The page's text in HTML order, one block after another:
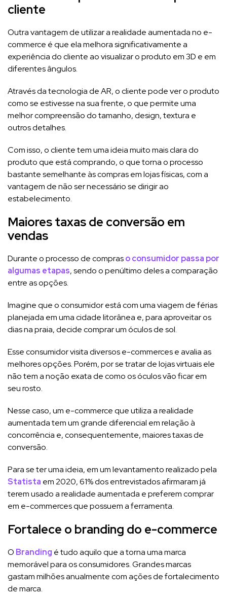
cliente
Outra vantagem de utilizar a realidade aumentada no e-
commerce é que ela melhora significativamente a
experiência do cliente ao visualizar o produto em 3D e em
diferentes ângulos.
Através da tecnologia de AR, o cliente pode ver o produto
como se estivesse na sua frente, o que permite uma
melhor compreensão do tamanho, design, textura e
outros detalhes.
Com isso, o cliente tem uma ideia muito mais clara do
produto que está comprando, o que torna o processo
bastante semelhante às compras em lojas físicas, com a
vantagem de não ser necessário se dirigir ao
estabelecimento.
Maiores taxas de conversão em
vendas
Durante o processo de compraso consumidor passa por
algumas etapas, sendo o penúltimo deles a comparação
entre as opções.
Imagine que o consumidor está com uma viagem de férias
planejada em uma cidade litorânea e, para aproveitar os
dias na praia, decide comprar um óculos de sol.
Esse consumidor visita diversos e-commerces e avalia as
melhores opções. Porém, por se tratar de lojas virtuais ele
não tem a noção exata de como os óculos vão ficar em
seu rosto.
Nesse caso, um e-commerce que utiliza a realidade
aumentada tem um grande diferencial em relação à
concorrência e, consequentemente, maiores taxas de
conversão.
Para se ter uma ideia, em um levantamento realizado pela
Statista em 2020, 61% dos entrevistados afirmaram já
terem usado a realidade aumentada e preferem comprar
em e-commerces que possuem a ferramenta.
Fortalece o branding do e-commerce
O Branding é tudo aquilo que a torna uma marca
memorável para os consumidores. Grandes marcas
gastam milhões anualmente com ações de fortalecimento
de marca.